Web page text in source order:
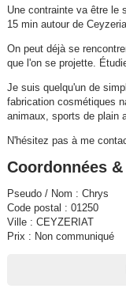
Une contrainte va être le
15 min autour de
On peut déjà se
que l'on se projette.
Je suis quelqu'un de
fabrication cosmétiques
animaux, sports de plain
N'hésitez pas à me
Coordonnées
Pseudo / Nom : Chrys
Code postal : 01250
Ville : CEYZERIAT
Prix : Non communiqué